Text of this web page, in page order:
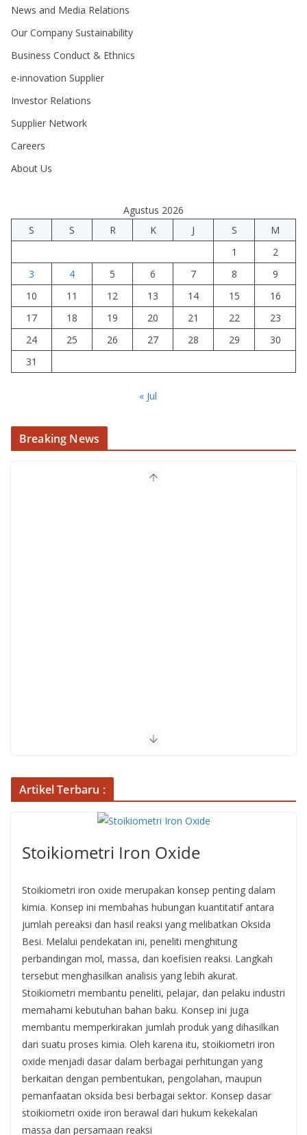
News and Media Relations
Our Company Sustainability
Business Conduct & Ethnics
e-innovation Supplier
Investor Relations
Supplier Network
Careers
About Us
Agustus 2026
S
S R K J S
M
1
2
3
4 5 6 7 8
9
10
11 12 13 14 15
16
17
18 19 20 21 22
23
24
25 26 27 28 29
30
31
« Jul
Breaking News
Artikel Terbaru :
Stoikiometri Iron Oxide
Stoikiometri iron oxide merupakan konsep penting dalam
kimia. Konsep ini membahas hubungan kuantitatif antara
jumlah pereaksi dan hasil reaksi yang melibatkan Oksida
Besi. Melalui pendekatan ini, peneliti menghitung
perbandingan mol, massa, dan koefisien reaksi. Langkah
tersebut menghasilkan analisis yang lebih akurat.
Stoikiometri membantu peneliti, pelajar, dan pelaku industri
memahami kebutuhan bahan baku. Konsep ini juga
membantu memperkirakan jumlah produk yang dihasilkan
dari suatu proses kimia. Oleh karena itu, stoikiometri iron
oxide menjadi dasar dalam berbagai perhitungan yang
berkaitan dengan pembentukan, pengolahan, maupun
pemanfaatan oksida besi berbagai sektor. Konsep dasar
stoikiometri oxide iron berawal dari hukum kekekalan
massa dan persamaan reaksi